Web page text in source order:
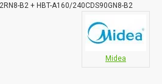
B2 + HBT-A160/240CDS90GN8-B2
Midea